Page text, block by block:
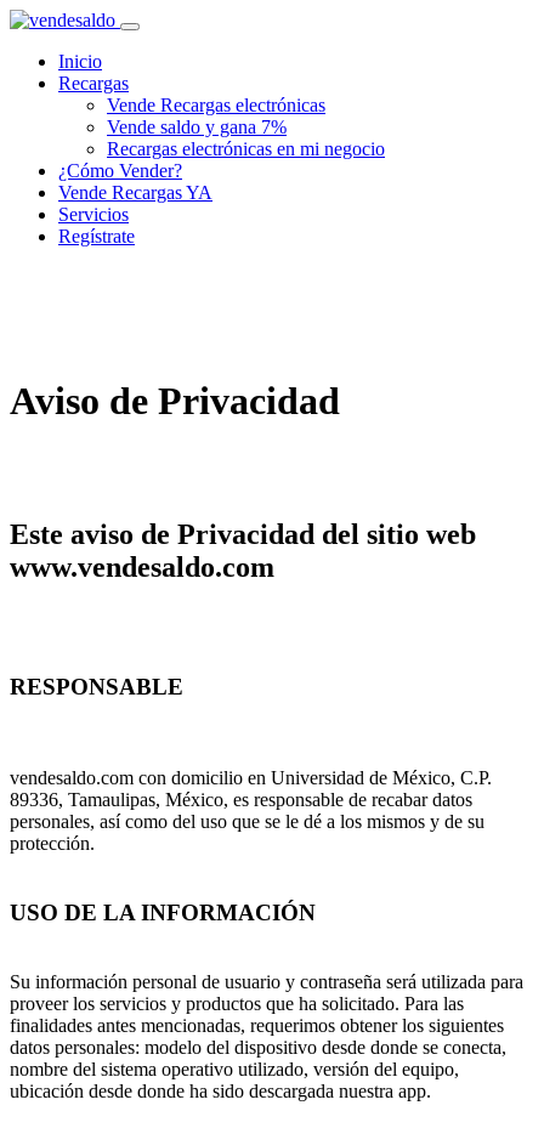
Inicio
Recargas
Vende Recargas electrónicas
Vende saldo y gana 7%
Recargas electrónicas en mi negocio
¿Cómo Vender?
Vende Recargas YA
Servicios
Regístrate
Aviso de Privacidad
Este aviso de Privacidad del sitio web
www.vendesaldo.com
RESPONSABLE
vendesaldo.com con domicilio en Universidad de México, C.P.
89336, Tamaulipas, México, es responsable de recabar datos
personales, así como del uso que se le dé a los mismos y de su
protección.
USO DE LA INFORMACIÓN
Su información personal de usuario y contraseña será utilizada para
proveer los servicios y productos que ha solicitado. Para las
finalidades antes mencionadas, requerimos obtener los siguientes
datos personales: modelo del dispositivo desde donde se conecta,
nombre del sistema operativo utilizado, versión del equipo,
ubicación desde donde ha sido descargada nuestra app.